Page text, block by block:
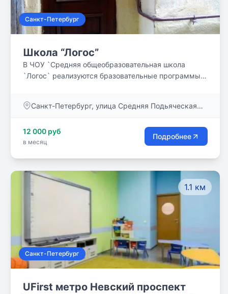
Санкт-Петербург
Школа “Логос”
В ЧОУ `Средняя общеобразовательная школа
`Логос` реализуются бразовательные программы
Среднего (полного) общего образования (10 и 11
Обучение в школе `Логос` проходит по
индивидуальным образовательным маршрутам.
Санкт-Петербург, улица Средняя Подьяческая
12 000 руб
в месяц
Подробнее
1.1 км
Санкт-Петербург
UFirst метро Невский проспект